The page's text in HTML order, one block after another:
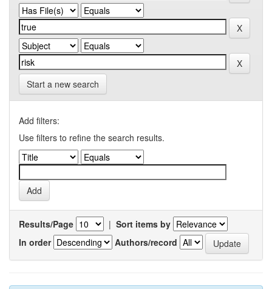
Start a new search
Add filters:
Use filters to refine the search results.
Results/Page | Sort items by
In order
Authors/record